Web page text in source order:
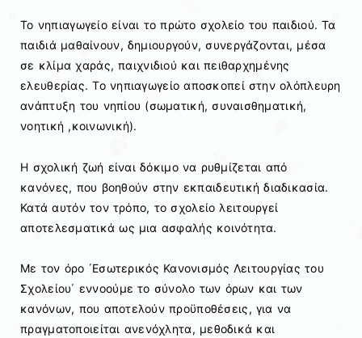
Το νηπιαγωγείο είναι το πρώτο σχολείο του παιδιού. Τα
παιδιά μαθαίνουν, δημιουργούν, συνεργάζονται, μέσα
σε κλίμα χαράς, παιχνιδιού και πειθαρχημένης
ελευθερίας. Το νηπιαγωγείο αποσκοπεί στην ολόπλευρη
ανάπτυξη του νηπίου (σωματική, συναισθηματική,
νοητική ,κοινωνική).
Η σχολική ζωή είναι δόκιμο να ρυθμίζεται από
κανόνες, που βοηθούν στην εκπαιδευτική διαδικασία.
Κατά αυτόν τον τρόπο, το σχολείο λειτουργεί
αποτελεσματικά ως μια ασφαλής κοινότητα.
Με τον όρο ΄Εσωτερικός Κανονισμός Λειτουργίας του
Σχολείου΄ εννοούμε το σύνολο των όρων και των
κανόνων, που αποτελούν προϋποθέσεις, για να
πραγματοποιείται ανενόχλητα, μεθοδικά και